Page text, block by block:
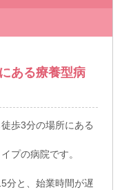
ある療養型病
歩3分の場所にある
プの病院です。
分と、始業時間が遅